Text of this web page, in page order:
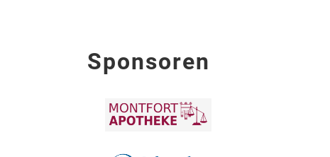
Sponsoren